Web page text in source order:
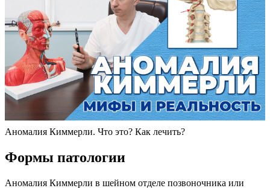
Аномалия Киммерли. Что это? Как лечить?
Формы патологии
Аномалия Киммерли в шейном отделе позвоночника или